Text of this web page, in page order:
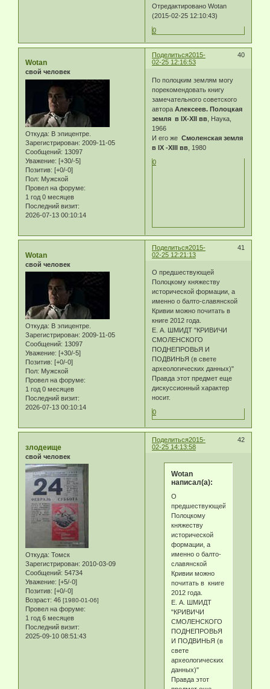
Отредактировано Wotan
(2015-02-25 12:10:43)
0
Поделиться 40
2015-
02-25 12:16:53
Wotan
свой человек
Откуда: В эпицентре.
Зарегистрирован: 2009-11-05
Сообщений: 13097
Уважение: [+30/-5]
Позитив: [+0/-0]
Пол: Мужской
Провел на форуме:
1 год 0 месяцев
Последний визит:
2026-07-13 00:10:14
По полоцким землям могу
порекомендовать книгу
замечательного советского
автораАлексеев. Полоцкая
земля в IX-XII вв , Наука,
1966
И его жеСмоленская земля
в IX -XIII вв , 1980
0
Поделиться 41
2015-
02-25 12:21:13
Wotan
свой человек
Откуда: В эпицентре.
Зарегистрирован: 2009-11-05
Сообщений: 13097
Уважение: [+30/-5]
Позитив: [+0/-0]
Пол: Мужской
Провел на форуме:
1 год 0 месяцев
Последний визит:
2026-07-13 00:10:14
О предшествующей
Полоцкому княжеству
исторической формации, а
именно о балто-славянской
Кривии можно почитать в
книге 2012 года.
Е. А. ШМИДТ "КРИВИЧИ
СМОЛЕНСКОГО
ПОДНЕПРОВЬЯ И
ПОДВИНЬЯ (в свете
археологических данных)"
Правда этот предмет еще
дискуссионный характер
носит.
0
Поделиться 42
2015-
02-25 14:13:58
злодеище
свой человек
Откуда: Томск
Зарегистрирован: 2010-03-09
Сообщений: 54734
Уважение: [+5/-0]
Позитив: [+0/-0]
Возраст: 46 [1980-01-06]
Провел на форуме:
1 год 6 месяцев
Последний визит:
2025-09-10 08:51:43
Wotan
написал(а):
О
предшествующей
Полоцкому
княжеству
исторической
формации, а
именно о балто-
славянской
Кривии можно
почитать в книге
2012 года.
Е. А. ШМИДТ
"КРИВИЧИ
СМОЛЕНСКОГО
ПОДНЕПРОВЬЯ
И ПОДВИНЬЯ (в
свете
археологических
данных)"
Правда этот